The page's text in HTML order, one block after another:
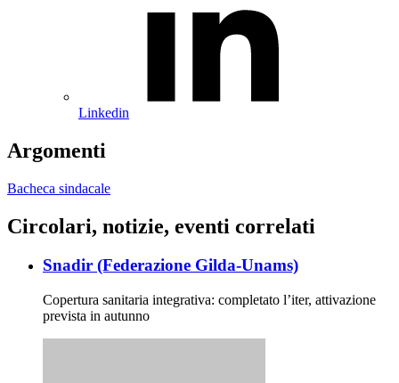
Linkedin
Argomenti
Bacheca sindacale
Circolari, notizie, eventi correlati
Snadir (Federazione Gilda-Unams)
Copertura sanitaria integrativa: completato l’iter, attivazione
prevista in autunno